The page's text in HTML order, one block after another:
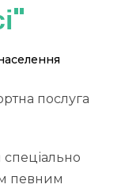
послуга
спеціально
певним